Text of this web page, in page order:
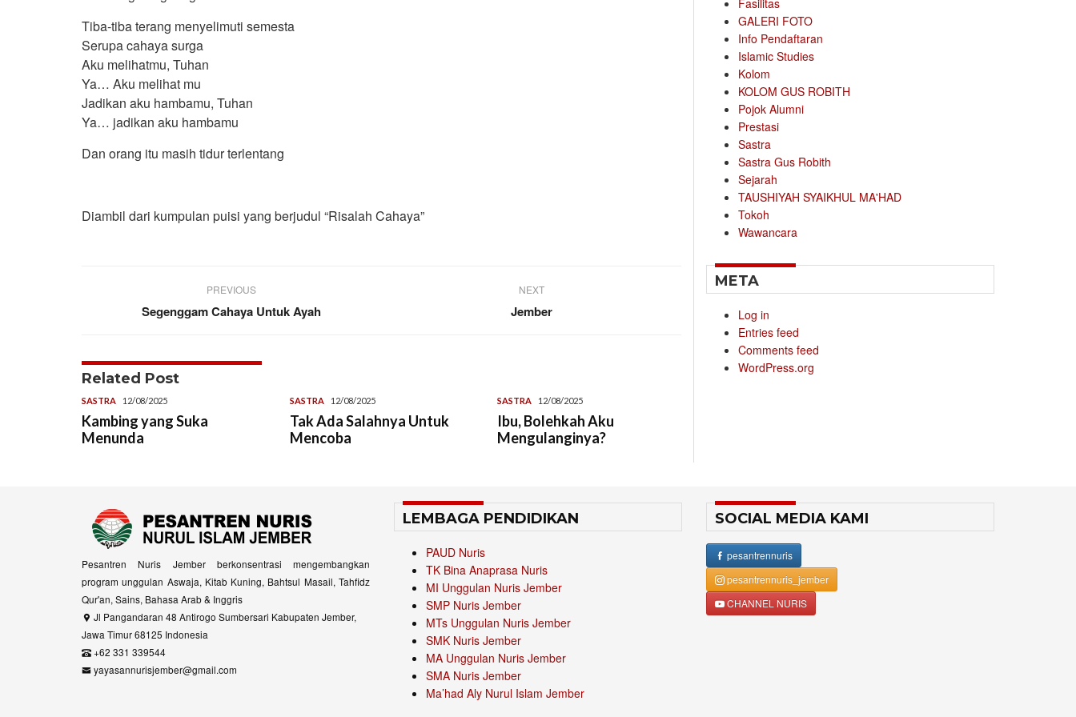
Tiba-tiba terang menyelimuti semesta
Serupa cahaya surga
Aku melihatmu, Tuhan
Ya… Aku melihat mu
Jadikan aku hambamu, Tuhan
Ya… jadikan aku hambamu
Dan orang itu masih tidur terlentang
Diambil dari kumpulan puisi yang berjudul “Risalah Cahaya”
PREVIOUS
Segenggam Cahaya Untuk Ayah
NEXT
Jember
Related Post
SASTRA 12/08/2025
Kambing yang Suka
Menunda
SASTRA 12/08/2025
Tak Ada Salahnya Untuk
Mencoba
SASTRA 12/08/2025
Ibu, Bolehkah Aku
Mengulanginya?
Fasilitas
GALERI FOTO
Info Pendaftaran
Islamic Studies
Kolom
KOLOM GUS ROBITH
Pojok Alumni
Prestasi
Sastra
Sastra Gus Robith
Sejarah
TAUSHIYAH SYAIKHUL MA'HAD
Tokoh
Wawancara
META
Log in
Entries feed
Comments feed
WordPress.org
Pesantren Nuris Jember berkonsentrasi mengembangkan
program unggulan Aswaja, Kitab Kuning, Bahtsul Masail, Tahfidz
Qur'an, Sains, Bahasa Arab & Inggris
Jl Pangandaran 48 Antirogo Sumbersari Kabupaten Jember,
Jawa Timur 68125 Indonesia
+62 331 339544
yayasannurisjember@gmail.com
LEMBAGA PENDIDIKAN
PAUD Nuris
TK Bina Anaprasa Nuris
MI Unggulan Nuris Jember
SMP Nuris Jember
MTs Unggulan Nuris Jember
SMK Nuris Jember
MA Unggulan Nuris Jember
SMA Nuris Jember
Ma’had Aly Nurul Islam Jember
SOCIAL MEDIA KAMI
pesantrennuris
pesantrennuris_jember
CHANNEL NURIS